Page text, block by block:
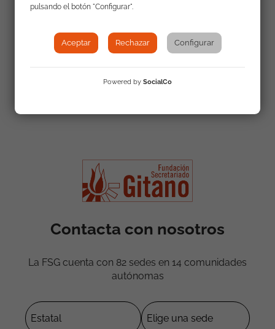
Contacta con nosotros
La FSG cuenta con 82 sedes en 14 comunidades
autónomas
pulsando el botón "Configurar".
Aceptar Rechazar Configurar
Powered by SocialCo